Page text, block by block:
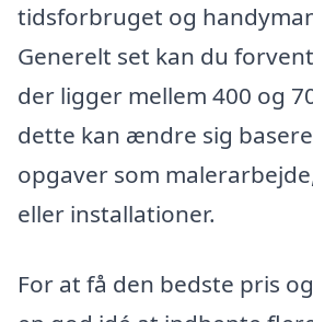
tidsforbruget og
Generelt set kan du
der ligger mellem 400 og
dette kan ændre sig
opgaver som
eller installationer.
For at få den bedste pris